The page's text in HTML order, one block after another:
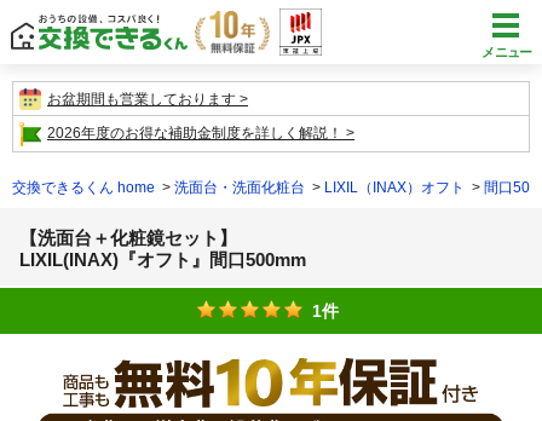
メニュー
お盆期間も営業しております
2026年度のお得な補助金制度を詳しく解説！
交換できるくん home 洗面台・洗面化粧台 LIXIL（INAX）オフト 間口
【洗面台＋化粧鏡セット】
LIXIL(INAX)『オフト』間口500mm
1件